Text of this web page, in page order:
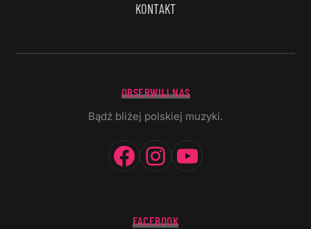
KONTAKT
OBSERWUJ NAS
Bądź bliżej polskiej muzyki.
Facebook
Instagram
FACEBOOK